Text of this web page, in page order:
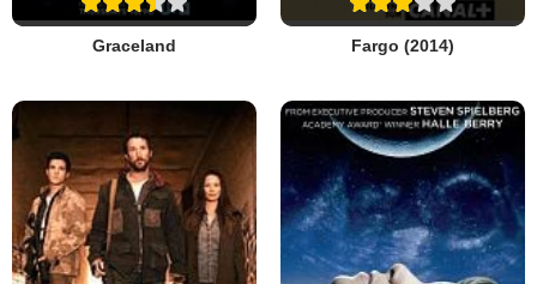
Graceland Fargo (2014)